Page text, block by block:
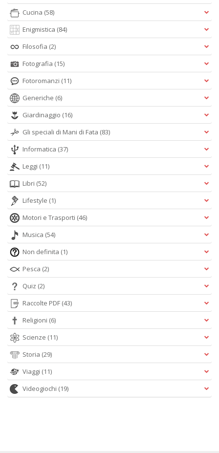
Cucina (58)
Enigmistica (84)
Filosofia (2)
Fotografia (15)
Fotoromanzi (11)
Generiche (6)
Giardinaggio (16)
Gli speciali di Mani di Fata (83)
Informatica (37)
Leggi (11)
Libri (52)
Lifestyle (1)
Motori e Trasporti (46)
Musica (54)
Non definita (1)
Pesca (2)
Quiz (2)
Raccolte PDF (43)
Religioni (6)
Scienze (11)
Storia (29)
Viaggi (11)
Videogiochi (19)